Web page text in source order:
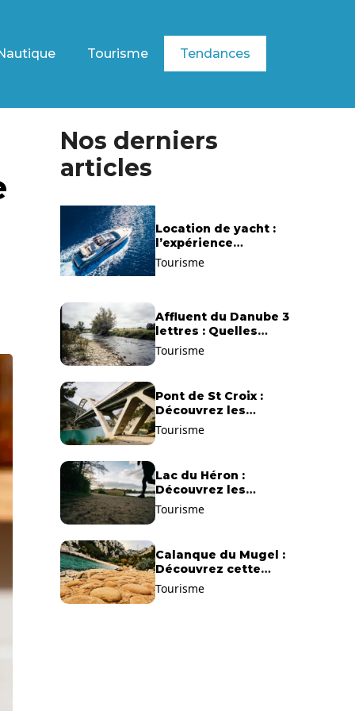
Tourisme Tendances
Nos derniers
articles
Location de yacht :
l’expérience
exclusive pour
découvrir la
Tourisme
Affluent du Danube 3
lettres : Quelles
solutions trouver ?
Tourisme
Pont de St Croix :
Découvrez les
gorges du Verdon !
Tourisme
Lac du Héron :
Découvrez les
meilleurs sentiers de
Tourisme
Calanque du Mugel :
Découvrez cette
plage paradisiaque à
Tourisme